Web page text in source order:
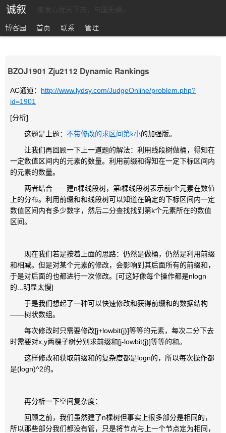
诚叙
博客园
首页 联系 管理
BZOJ1901 Zju2112 Dynamic Rankings
AC通道： http://www.lydsy.com/JudgeOnline/problem.php?
id=1901
[分析]
这题是上题： 不带修改的求区间第k小的加强版。
让我们再回顾一下上一道题的解法：利用线段树做桶，得知在
一定数值区间内的元素的数量。利用前缀和得知在一定下标区间内
的元素的数量。
两者结合——建n棵线段树，第i棵线段树表示前i个元素在数值
上的分布。利用前缀和和线段树可以知道在确定的下标区间内一定
数值区间内有多少数字，然后二分查找找到第k个元素所在的数值
区间。
现在我们若是按着上面的思路：仍然是做桶，仍然是利用前缀
和相减。但是对某个元素的修改，会影响到其后面所有的前缀和，
于是对后面的也都进行一次修改。[可这好像每个操作都是nlogn
的...明显太慢]
于是我们想起了一种可以快速修改和获得前缀和的数据结构
——树状数组。
每次修改时只需要修改[j+lowbit(j)]等等的元素，每次二分下去
时需要对x,y两棵子树分别求前缀和[j-lowbit(j)]等等的和。
这样修改和获取前缀和的复杂度都是logn的，所以每次操作都
是(logn)^2的。
再分析一下空间复杂度：
回顾之前，我们虽然建了n棵树但事实上很多部分是相同的，
所以那些部分我们都没有管，只是将节点与上一个节点定为相同，